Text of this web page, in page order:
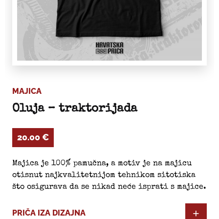
MAJICA
Oluja – traktorijada
20.00€
Majica je 100% pamučna, a motiv je na majicu
otisnut najkvalitetnijom tehnikom sitotiska
što osigurava da se nikad neće isprati s majice.
PRIČA IZA DIZAJNA